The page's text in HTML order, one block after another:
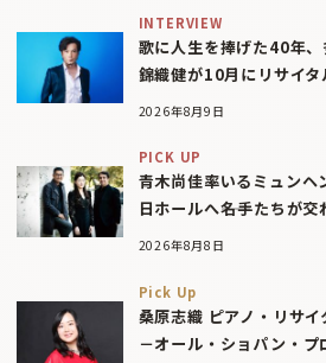
INTERVIEW
歌に人生を捧げた40年
錦織健が10月にリサイタ
2026年8月9日
PICK UP
青木尚佳率いるミュンヘ
日ホールへ――名手たちが
2026年8月8日
Pick Up
桑原志織 ピアノ・リサイ
－オール・ショパン・プ